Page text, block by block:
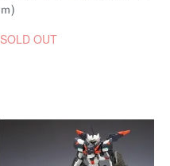
ｍ)
SOLD OUT